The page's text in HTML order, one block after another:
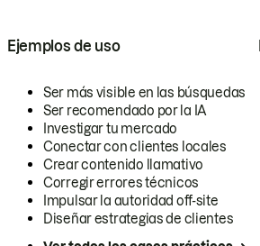
Ejemplos de uso
Ser más visible en las búsquedas
Ser recomendado por la IA
Investigar tu mercado
Conectar con clientes locales
Crear contenido llamativo
Corregir errores técnicos
Impulsar la autoridad off-site
Diseñar estrategias de clientes